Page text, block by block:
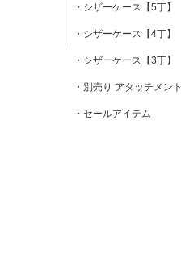
・シザーケース【5丁】
・シザーケース【4丁】
・シザーケース【3丁】
・別売り アタッチメント
・セールアイテム